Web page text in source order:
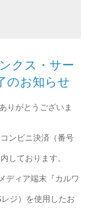
クス・サー
のお知らせ
りがとうございま
ンビニ決済（番号
しております。
ディア端末『カルワ
ジ）を使用したお